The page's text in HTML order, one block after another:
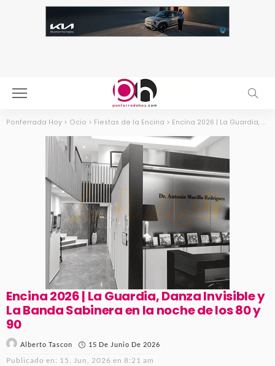
Ponferrada Hoy > Ocio > Fiestas de la Encina > Encina 2026 | La Guardia, Danza Invisible y La Banda Sabinera en la noche de los 80 y 90
Encina 2026 | La Guardia, Danza Invisible y
La Banda Sabinera en la noche de los 80 y
90
Alberto Tascon 15 De Junio De 2026
Publicado en: 15. Jun, 2026 en 8:21 am